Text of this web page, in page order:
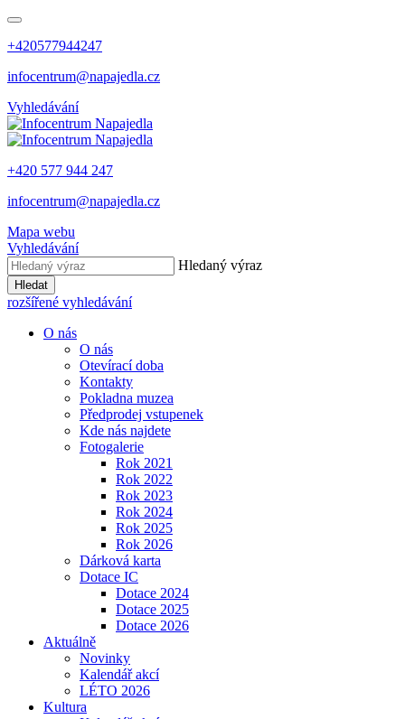
+420577944247
infocentrum@napajedla.cz
Vyhledávání
+420 577 944 247
infocentrum@napajedla.cz
Mapa webu
Vyhledávání
Hledaný výraz
Hledat
rozšířené vyhledávání
O nás
O nás
Otevírací doba
Kontakty
Pokladna muzea
Předprodej vstupenek
Kde nás najdete
Fotogalerie
Rok 2021
Rok 2022
Rok 2023
Rok 2024
Rok 2025
Rok 2026
Dárková karta
Dotace IC
Dotace 2024
Dotace 2025
Dotace 2026
Aktuálně
Novinky
Kalendář akcí
LÉTO 2026
Kultura